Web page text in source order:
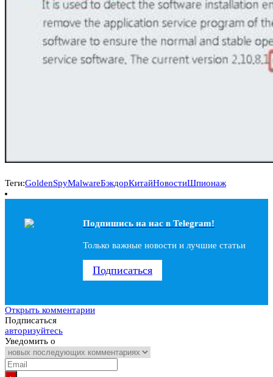
Теги:GoldenSpyMalwareБэкдорКитайНовостиШпионаж
Подпишись на наc в Telegram!
Только важные новости и лучшие статьи
Подписаться
Открыть комментарии
Подписаться
авторизуйтесь
Уведомить о